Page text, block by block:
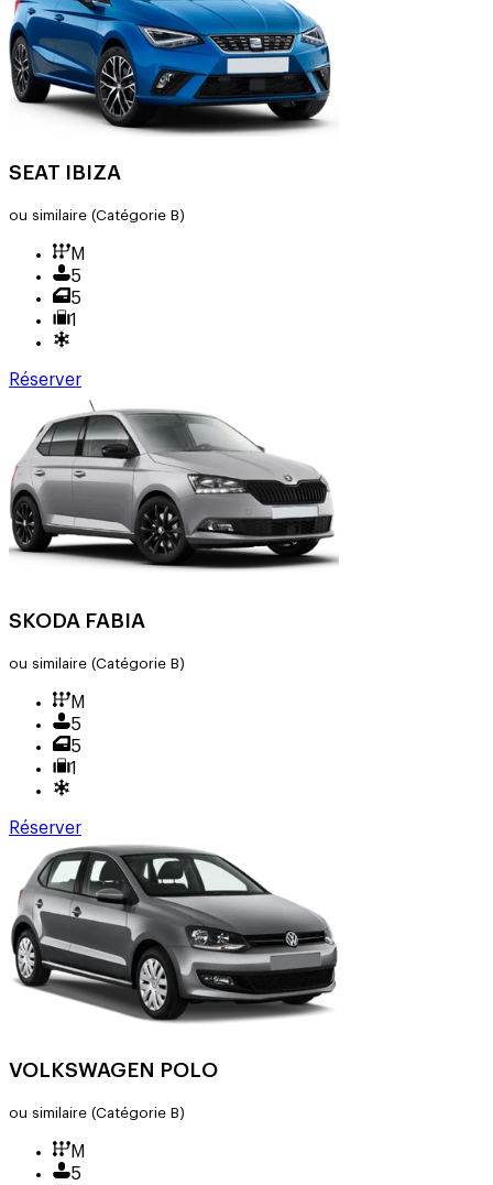
SEAT IBIZA
ou similaire (Catégorie B)
M
5
5
1
Réserver
SKODA FABIA
ou similaire (Catégorie B)
M
5
5
1
Réserver
VOLKSWAGEN POLO
ou similaire (Catégorie B)
M
5